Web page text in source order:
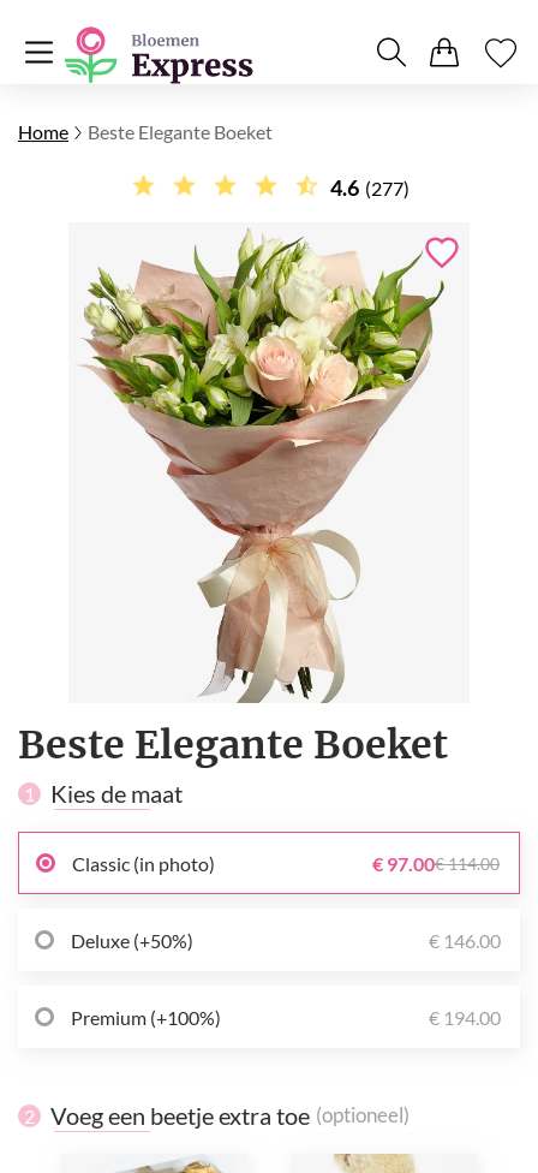
Home Beste Elegante Boeket
4.6 (277)
Beste Elegante Boeket
1 Kies de maat
Classic (in photo) € 97.00€ 114.00
Deluxe (+50%) € 146.00
Premium (+100%) € 194.00
2 Voeg een beetje extra toe (optioneel)